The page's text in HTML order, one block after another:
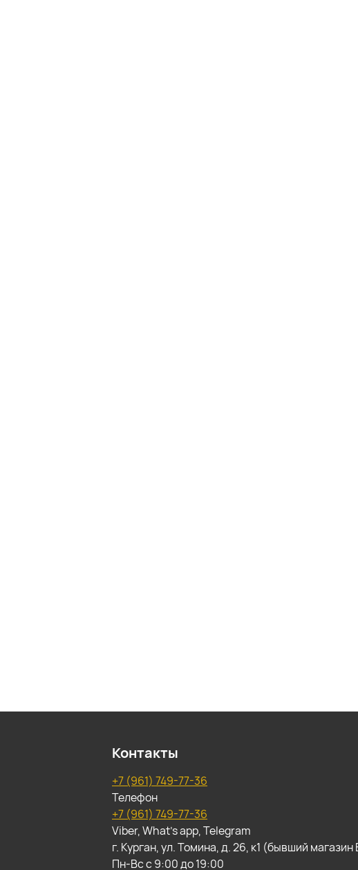
Контакты
+7 (961) 749-77-36
Телефон
+7 (961) 749-77-36
Viber, What's app, Telegram
г. Курган, ул. Томина, д. 26, к1 (бывший
Пн-Вс с 9:00 до 19:00